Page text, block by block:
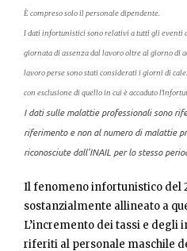
Ècompreso solo il personale dipendente.
I dati infortunistici sono relativi a tutti gli eventi
giornata di assenza dal lavoro oltre al giorno di
lavoro perse sono stati considerati i giorni di
con esclusione di quello in cui è accaduto
I dati sulle malattie professionali sono
riferimento e non al numero di malattie
riconosciute dall’INAIL per lo stesso
Il fenomeno infortunistico del
sostanzialmente allineato a
L’incremento dei tassi e
riferiti al personale maschile